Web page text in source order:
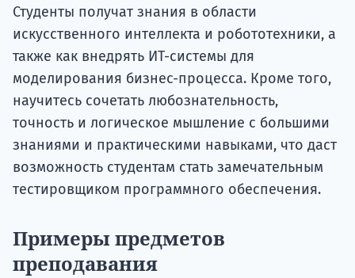
Студенты получат знания в области
искусственного интеллекта и робототехники, а
также как внедрять ИТ-системы для
моделирования бизнес-процесса. Кроме того,
научитесь сочетать любознательность,
точность и логическое мышление с большими
знаниями и практическими навыками, что даст
возможность студентам стать замечательным
тестировщиком программного обеспечения.
Примеры предметов
преподавания